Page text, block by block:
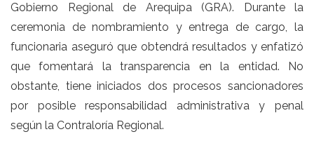
Gobierno Regional de Arequipa (GRA). Durante la
ceremonia de nombramiento y entrega de cargo, la
funcionaria aseguró que obtendrá resultados y enfatizó
que fomentará la transparencia en la entidad. No
obstante, tiene iniciados dos procesos sancionadores
por posible responsabilidad administrativa y penal
según la Contraloría Regional.